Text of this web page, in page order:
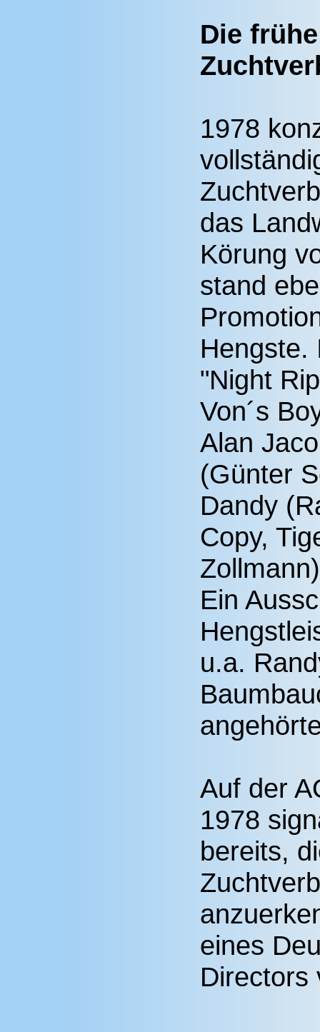
Die
1978
das
Körung
stand
Hengste.
"Night
Von´s
Alan
(Günter
Dandy
Copy,
Ein
u.a.
Auf der
1978
bereits,
eines
Directors